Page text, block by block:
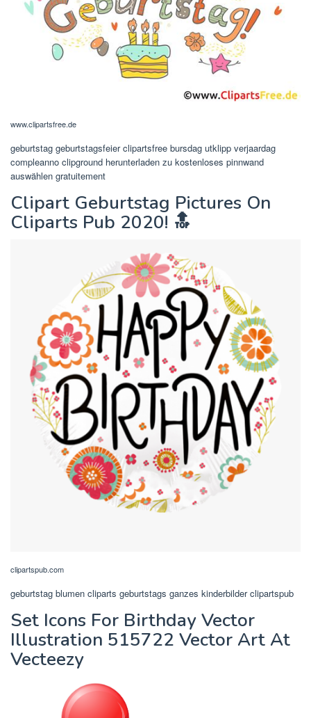
www.clipartsfree.de
geburtstag geburtstagsfeier clipartsfree bursdag utklipp verjaardag
compleanno clipground herunterladen zu kostenloses pinnwand
auswählen gratuitement
Clipart Geburtstag Pictures On
Cliparts Pub 2020! 🔝
clipartspub.com
geburtstag blumen cliparts geburtstags ganzes kinderbilder clipartspub
Set Icons For Birthday Vector
Illustration 515722 Vector Art At
Vecteezy